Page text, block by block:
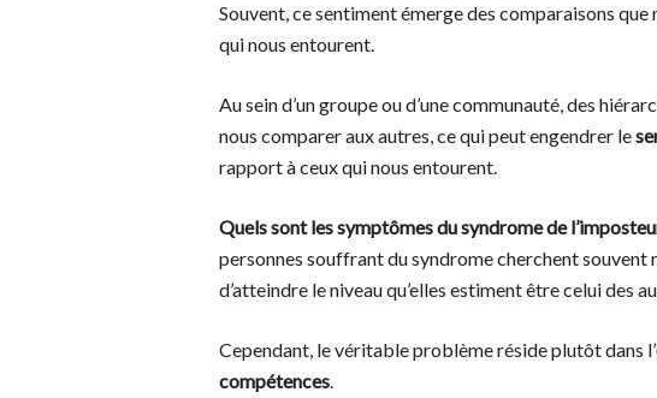
Souvent, ce sentiment émerge des comparaisons que
qui nous entourent.
Au sein d’un groupe ou d’une communauté, des
nous comparer aux autres, ce qui peut engendrer le
rapport à ceux qui nous entourent.
Quels sont les symptômes du syndrome de
personnes souffrant du syndrome cherchent souvent
d’atteindre le niveau qu’elles estiment être celui des
Cependant, le véritable problème réside plutôt dans l’
compétences.